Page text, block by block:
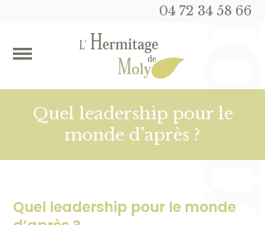
04 72 34 58 66
Quel leadership pour le
monde d’après ?
Quel leadership pour le monde